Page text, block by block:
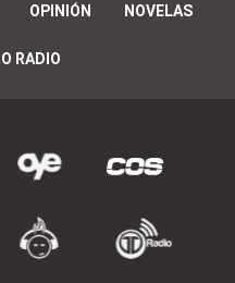
OPINIÓN NOVELAS
RADIO